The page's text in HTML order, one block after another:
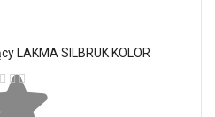
LAKMA SILBRUK KOLOR